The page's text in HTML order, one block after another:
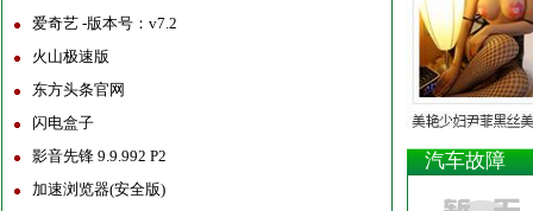
爱奇艺 -版本号：v7.2
火山极速版
东方头条官网
闪电盒子
影音先锋 9.9.992 P2
加速浏览器(安全版)
汽车故障